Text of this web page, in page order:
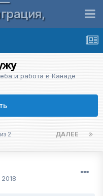
и работа в Канаде
ДАЛЕЕ
2